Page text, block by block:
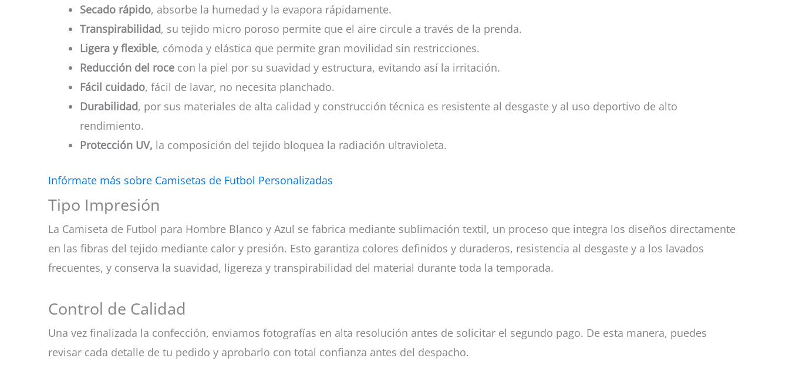
Secado rápido, absorbe la humedad y la evapora rápidamente.
Transpirabilidad, su tejido micro poroso permite que el aire circule a través de la prenda.
Ligera y flexible, cómoda y elástica que permite gran movilidad sin restricciones.
Reducción del roce con la piel por su suavidad y estructura, evitando así la irritación.
Fácil cuidado, fácil de lavar, no necesita planchado.
Durabilidad, por sus materiales de alta calidad y construcción técnica es resistente al desgaste y al uso deportivo de alto
rendimiento.
Protección UV, la composición del tejido bloquea la radiación ultravioleta.
Infórmate más sobre Camisetas de Futbol Personalizadas
Tipo Impresión
La Camiseta de Futbol para Hombre Blanco y Azul se fabrica mediante sublimación textil, un proceso que integra los diseños directamente
en las fibras del tejido mediante calor y presión. Esto garantiza colores definidos y duraderos, resistencia al desgaste y a los lavados
frecuentes, y conserva la suavidad, ligereza y transpirabilidad del material durante toda la temporada.
Control de Calidad
Una vez finalizada la confección, enviamos fotografías en alta resolución antes de solicitar el segundo pago. De esta manera, puedes
revisar cada detalle de tu pedido y aprobarlo con total confianza antes del despacho.